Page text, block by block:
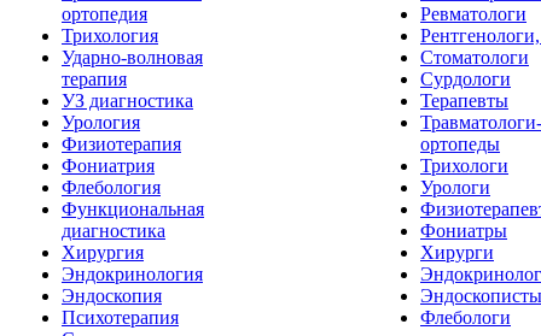
ортопедия
Трихология
Ударно-волновая
терапия
УЗ диагностика
Урология
Физиотерапия
Фониатрия
Флебология
Функциональная
диагностика
Хирургия
Эндокринология
Эндоскопия
Психотерапия
Ревматологи
Стоматологи
Сурдологи
Терапевты
Травматологи-
ортопеды
Трихологи
Урологи
Фониатры
Хирурги
Эндоскописты
Флебологи